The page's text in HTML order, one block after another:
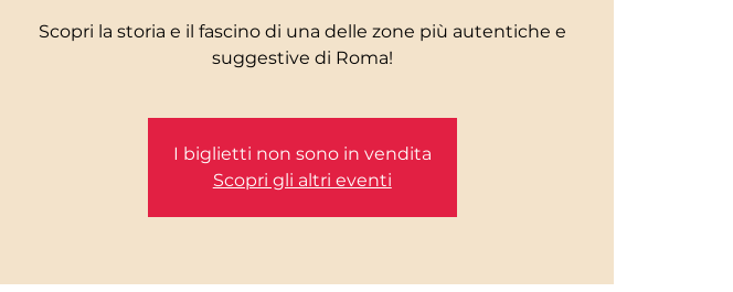
Scopri la storia e il fascino di una delle zone più autentiche e
I biglietti non sono in vendita
Scopri gli altri eventi